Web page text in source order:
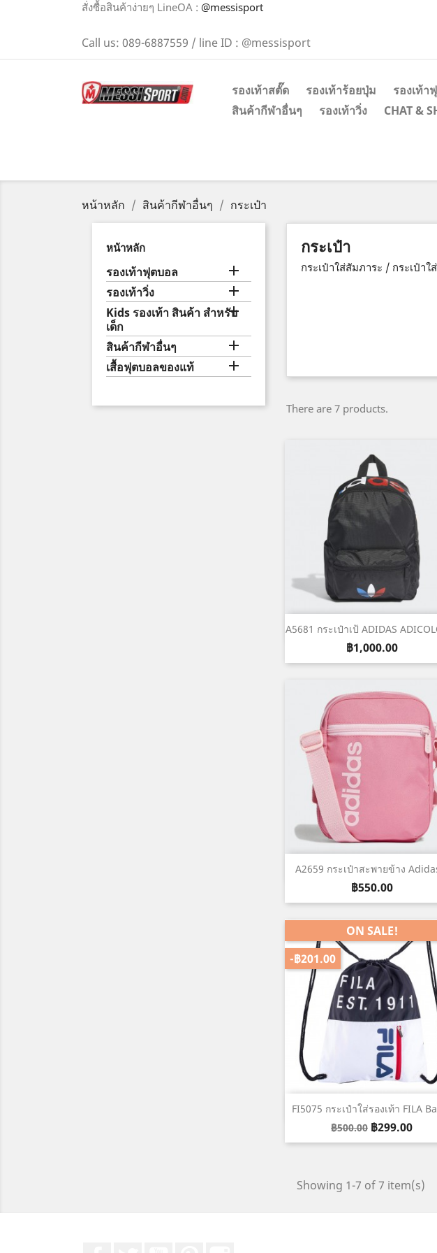
สั่งซื้อสินค้าง่ายๆ LineOA : @messisport
Call us: 089-6887559 / line ID : @messisport
รองเท้าสตั๊ด รองเท้าร้อยปุ่ม รองเท้า
สินค้ากีฬาอื่นๆ
รองเท้าวิ่ง CHAT &
หน้าหลัก สินค้ากีฬาอื่นๆ กระเป๋า
หน้าหลัก
รองเท้าฟุตบอล 
รองเท้าวิ่ง 
Kids รองเท้า สินค้า สำหรับ
เด็ก

สินค้ากีฬาอื่นๆ 
เสื้อฟุตบอลของแท้ 
กระเป๋า
กระเป๋าใส่สัมภาระ / กระเป๋าใ
There are 7 products.
A5681 กระเป๋าเป้ ADIDAS
ราคา
฿1,000.00
เปิดหน้าต่างย่อ
A2659 กระเป๋าสะพายข้าง
ราคา
฿550.00
เปิดหน้าต่างย่อ
FI5075 กระเป๋าใส่รองเท้า FILA
Regular
price
฿500.00 ราคา
฿299.00
ON SALE!
-฿201.00
เปิดหน้าต่างย่อ
Showing 1-7 of 7 item(s)